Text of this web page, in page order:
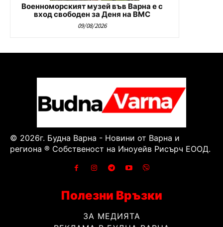
Военноморският музей във Варна е с
вход свободен за Деня на ВМС
09/08/2026
© 2026г. Будна Варна - Новини от Варна и
региона ® Собственост на Иноуейв Рисърч ЕООД.
Полезни Връзки
ЗА МЕДИЯТА